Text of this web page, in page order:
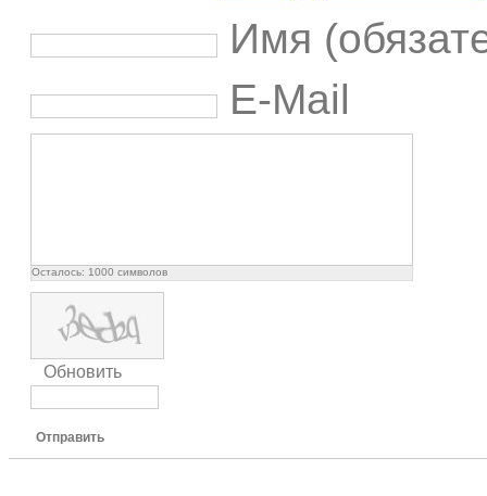
Имя
E-Mail
Осталось: 1000 символов
Обновить
Отправить